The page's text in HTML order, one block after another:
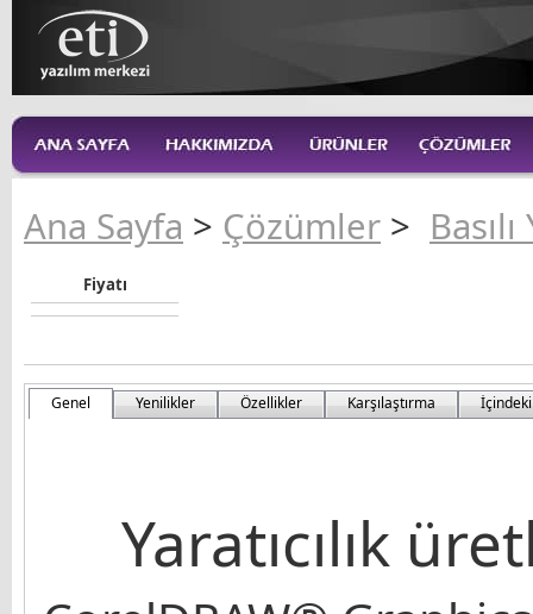
Ana Sayfa > Çözümler > Basılı
Fiyatı
Genel Yenilikler Özellikler Karşılaştırma
Yaratıcılık